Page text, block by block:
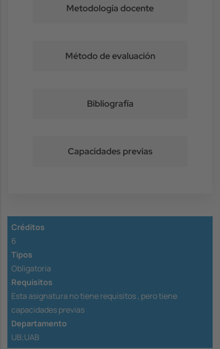
Metodología docente
Método de evaluación
Bibliografía
Capacidades previas
Créditos
6
Tipos
Obligatoria
Requisitos
Esta asignatura no tiene requisitos , pero tiene
capacidades previas
Departamento
UB;UAB